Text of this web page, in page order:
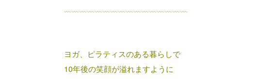
﹏﹏﹏﹏﹏﹏﹏﹏﹏﹏﹏﹏﹏﹏﹏﹏
ヨガ、ピラティスのある暮らしで
10年後の笑顔が溢れますように